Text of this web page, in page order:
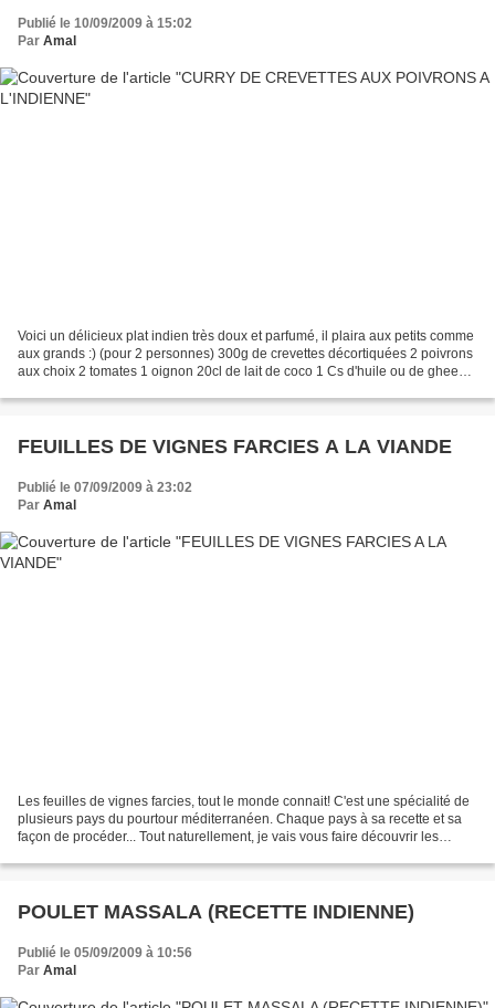
Publié le 10/09/2009 à 15:02
Par Amal
Voici un délicieux plat indien très doux et parfumé, il plaira aux petits comme
aux grands :) (pour 2 personnes) 300g de crevettes décortiquées 2 poivrons
aux choix 2 tomates 1 oignon 20cl de lait de coco 1 Cs d'huile ou de ghee
FEUILLES DE VIGNES FARCIES A LA VIANDE
Publié le 07/09/2009 à 23:02
Par Amal
Les feuilles de vignes farcies, tout le monde connait! C'est une spécialité de
plusieurs pays du pourtour méditerranéen. Chaque pays à sa recette et sa
façon de procéder... Tout naturellement, je vais vous faire découvrir les
POULET MASSALA (RECETTE INDIENNE)
Publié le 05/09/2009 à 10:56
Par Amal